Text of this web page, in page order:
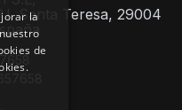
Santa Teresa, 29004
la
de